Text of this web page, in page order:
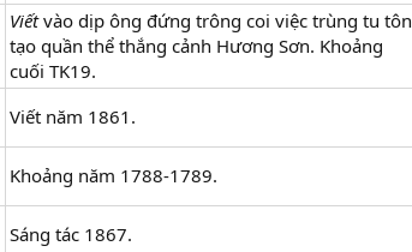
Viếtvào dịp ông đứng trông coi việc trùng tu tôn
tạo quần thể thắng cảnh Hương Sơn. Khoảng
cuối TK19.
Viết năm 1861.
Khoảng năm 1788-1789.
Sáng tác 1867.